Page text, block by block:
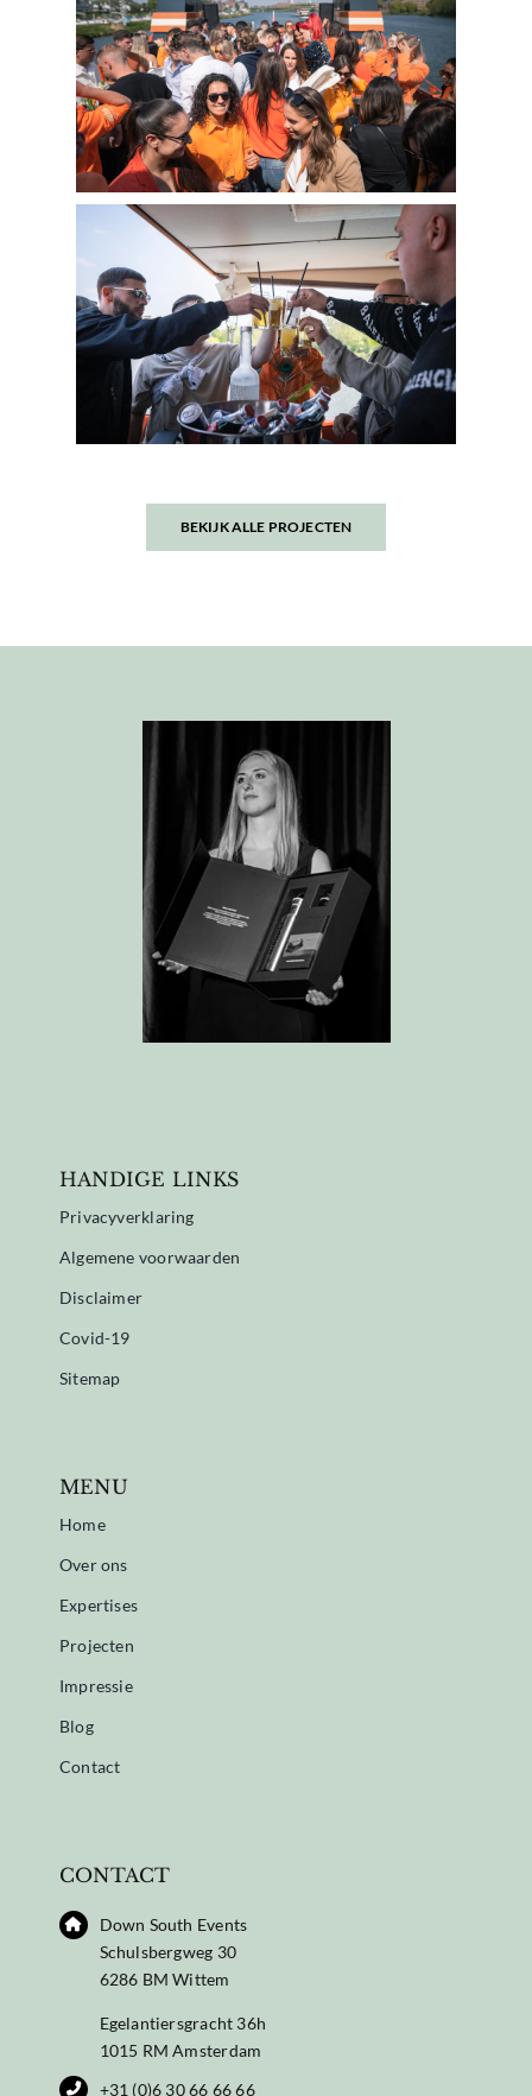
BEKIJK ALLE PROJECTEN
HANDIGE LINKS
Privacyverklaring
Algemene voorwaarden
Disclaimer
Covid-19
Sitemap
MENU
Home
Over ons
Expertises
Projecten
Impressie
Blog
Contact
CONTACT
Down South Events
Schulsbergweg 30
6286 BM Wittem
Egelantiersgracht 36h
1015 RM Amsterdam
+31 (0)6 30 66 66 66